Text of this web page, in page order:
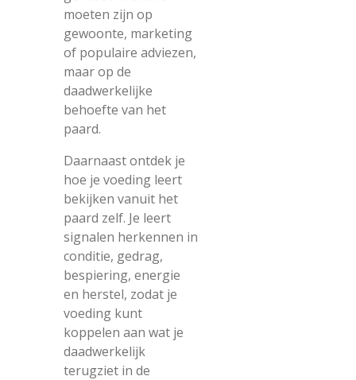
moeten zijn op
gewoonte, marketing
of populaire adviezen,
maar op de
daadwerkelijke
behoefte van het
paard.
Daarnaast ontdek je
hoe je voeding leert
bekijken vanuit het
paard zelf. Je leert
signalen herkennen in
conditie, gedrag,
bespiering, energie
en herstel, zodat je
voeding kunt
koppelen aan wat je
daadwerkelijk
terugziet in de